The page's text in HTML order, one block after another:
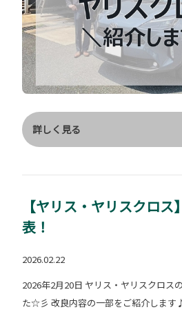
通ることがあるので 下回りの汚れを防
在感が強すぎないデザインが決め手です◎ ④運転席・助
リンクホルダー （ディーラーオプショ
にも2つありますが より手の届きやす
択しました エアコンの吹き出し口に設
（ディーラーオプション） ２パターン
発光色を 採用したLEDフォグランプで
ボディカラー "マッシブグレー"を選び
ラーで とても気に入っています◎ 「人
イトやブラック以外の色に チャレンジ
すすめです✊ "マットブラック”の ナン
におすすめしたい1台です🌟 ＊＊＊＊＊＊＊＊＊＊＊＊ 納期やw
ebカタログは 以下のURLよりご覧ください 🚙ご来店お待
詳しく見る
【ヤリス・ヤリスクロ
表！
2026.02.22
2026年2月20日 ヤリス・ヤリスクロス
た☆彡 改良内容の一部をご紹介します♪ ＊・＊・＊・＊・＊・